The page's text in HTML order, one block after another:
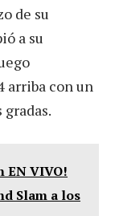
de su
a su
arriba con un
EN VIVO!
Slam a los